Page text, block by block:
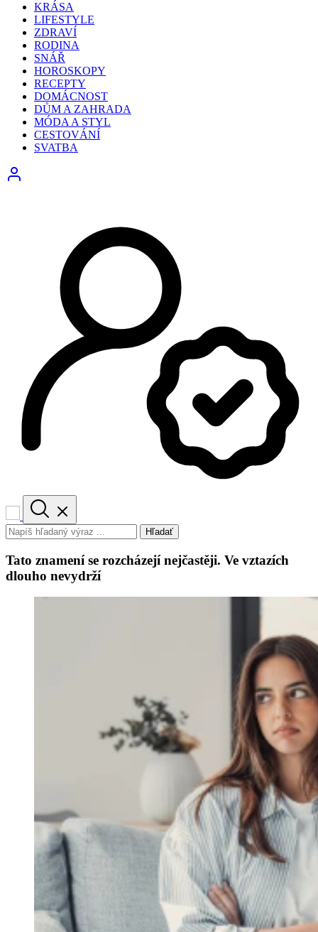
KRÁSA
LIFESTYLE
ZDRAVÍ
RODINA
SNÁŘ
HOROSKOPY
RECEPTY
DOMÁCNOST
DŮM A ZAHRADA
MÓDA A STYL
CESTOVÁNÍ
SVATBA
Hľadať
Tato znamení se rozcházejí nejčastěji. Ve vztazích
dlouho nevydrží